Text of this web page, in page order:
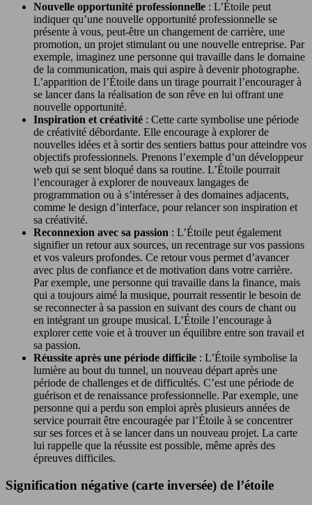
Nouvelle opportunité professionnelle : L’Étoile peut
indiquer qu’une nouvelle opportunité professionnelle se
présente à vous, peut-être un changement de carrière, une
promotion, un projet stimulant ou une nouvelle entreprise. Par
exemple, imaginez une personne qui travaille dans le domaine
de la communication, mais qui aspire à devenir photographe.
L’apparition de l’Étoile dans un tirage pourrait l’encourager à
se lancer dans la réalisation de son rêve en lui offrant une
nouvelle opportunité.
Inspiration et créativité : Cette carte symbolise une période
de créativité débordante. Elle encourage à explorer de
nouvelles idées et à sortir des sentiers battus pour atteindre vos
objectifs professionnels. Prenons l’exemple d’un développeur
web qui se sent bloqué dans sa routine. L’Étoile pourrait
l’encourager à explorer de nouveaux langages de
programmation ou à s’intéresser à des domaines adjacents,
comme le design d’interface, pour relancer son inspiration et
sa créativité.
Reconnexion avec sa passion : L’Étoile peut également
signifier un retour aux sources, un recentrage sur vos passions
et vos valeurs profondes. Ce retour vous permet d’avancer
avec plus de confiance et de motivation dans votre carrière.
Par exemple, une personne qui travaille dans la finance, mais
qui a toujours aimé la musique, pourrait ressentir le besoin de
se reconnecter à sa passion en suivant des cours de chant ou
en intégrant un groupe musical. L’Étoile l’encourage à
explorer cette voie et à trouver un équilibre entre son travail et
sa passion.
Réussite après une période difficile : L’Étoile symbolise la
lumière au bout du tunnel, un nouveau départ après une
période de challenges et de difficultés. C’est une période de
guérison et de renaissance professionnelle. Par exemple, une
personne qui a perdu son emploi après plusieurs années de
service pourrait être encouragée par l’Étoile à se concentrer
sur ses forces et à se lancer dans un nouveau projet. La carte
lui rappelle que la réussite est possible, même après des
épreuves difficiles.
Signification négative (carte inversée) de l’étoile